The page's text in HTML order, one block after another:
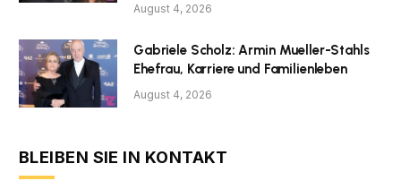
August 4, 2026
Gabriele Scholz: Armin Mueller-Stahls
Ehefrau, Karriere und Familienleben
August 4, 2026
BLEIBEN SIE IN KONTAKT